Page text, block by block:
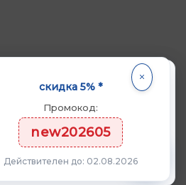
Продолжая пользоваться
с
Политикой обработки и
иПолитикой
OK
Все права защищены
персональных данных
cookie
рекламные материалы
скидка 5% *
Промокод:
new202605
Действителен до: 02.08.2026